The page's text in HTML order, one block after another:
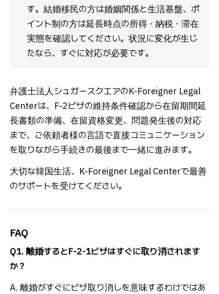
す。結婚移民の方は婚姻関係と生活基盤、ポ
イント制の方は延長時点の所得・納税・滞在
実態を確認してください。状況に変化が生じ
たなら、すぐに対応が必要です。
弁護士法人シュガースクエアのK-Foreigner Legal
Centerは、F-2ビザの維持条件確認から在留期間延
長書類の準備、在留資格変更、問題発生後の対応
まで、ご依頼者様の言語で直接コミュニケーション
を取りながら手続きの最後まで一緒に進みます。
大切な韓国生活、K-Foreigner Legal Centerで最善
のサポートを受けてください。
FAQ
Q1. 離婚するとF-2-1ビザはすぐに取り消されます
か？
A. 離婚がすぐにビザ取り消しを意味するわけではあ